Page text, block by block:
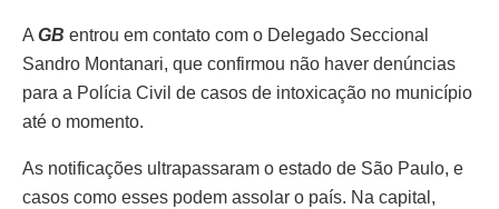
AGB entrou em contato com o Delegado Seccional
Sandro Montanari, que confirmou não haver denúncias
para a Polícia Civil de casos de intoxicação no município
até o momento.
As notificações ultrapassaram o estado de São Paulo, e
casos como esses podem assolar o país. Na capital,